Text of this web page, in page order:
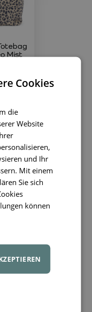
Mist
jeden
shell
Cookies
die
Website
und Ihr
Mit einem
Sie sich
können